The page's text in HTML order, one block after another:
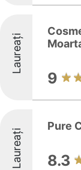
Laureați
9
Laureați
Pure
8.3